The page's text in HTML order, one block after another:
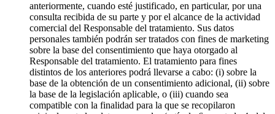
anteriormente, cuando esté justificado, en particular, por una
consulta recibida de su parte y por el alcance de la actividad
comercial del Responsable del tratamiento. Sus datos
personales también podrán ser tratados con fines de marketing
sobre la base del consentimiento que haya otorgado al
Responsable del tratamiento. El tratamiento para fines
distintos de los anteriores podrá llevarse a cabo: (i) sobre la
base de la obtención de un consentimiento adicional, (ii) sobre
la base de la legislación aplicable, o (iii) cuando sea
compatible con la finalidad para la que se recopilaron